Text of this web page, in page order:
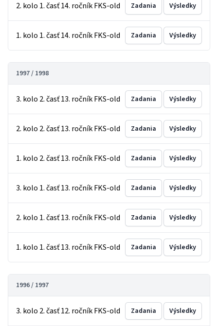
2. kolo 1. časť 14. ročník FKS-old Zadania Výsledky
1. kolo 1. časť 14. ročník FKS-old Zadania Výsledky
1997 / 1998
3. kolo 2. časť 13. ročník FKS-old Zadania Výsledky
2. kolo 2. časť 13. ročník FKS-old Zadania Výsledky
1. kolo 2. časť 13. ročník FKS-old Zadania Výsledky
3. kolo 1. časť 13. ročník FKS-old Zadania Výsledky
2. kolo 1. časť 13. ročník FKS-old Zadania Výsledky
1. kolo 1. časť 13. ročník FKS-old Zadania Výsledky
1996 / 1997
3. kolo 2. časť 12. ročník FKS-old Zadania Výsledky